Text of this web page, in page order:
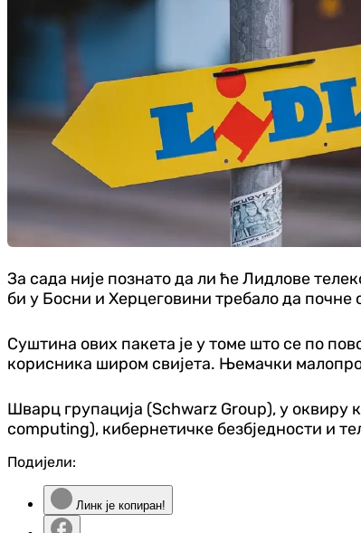
За сада није познато да ли ће Лидлове
би у Босни и Херцеговини требало да
Суштина ових пакета је у томе што се по
корисника широм свијета. Њемачки
Шварц групација (Schwarz Group), у оквиру
computing), кибернетичке безбједности и
Подијели:
Линк је копиран!